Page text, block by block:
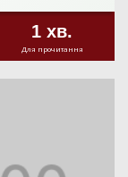
1 хв.
Для прочитання